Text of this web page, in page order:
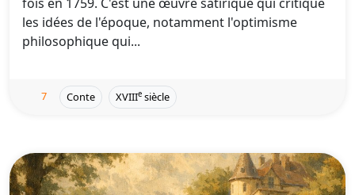
les idées de l'époque, notamment l'optimisme
philosophique qui...
7 Conte XVIIIe siècle